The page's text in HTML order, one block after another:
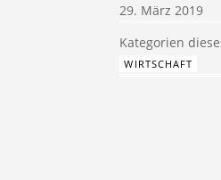
29. März 2019
WIRTSCHAFT